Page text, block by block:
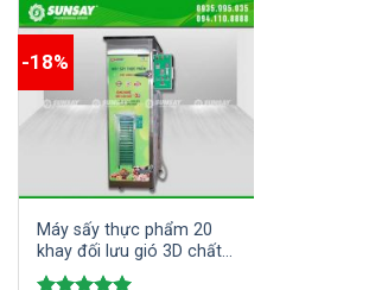
-18%
Máy sấy thực phẩm 20
khay đối lưu gió 3D chất
lượng cao